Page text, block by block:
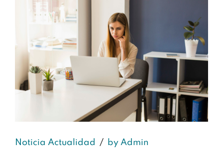
Noticia Actualidad by Admin